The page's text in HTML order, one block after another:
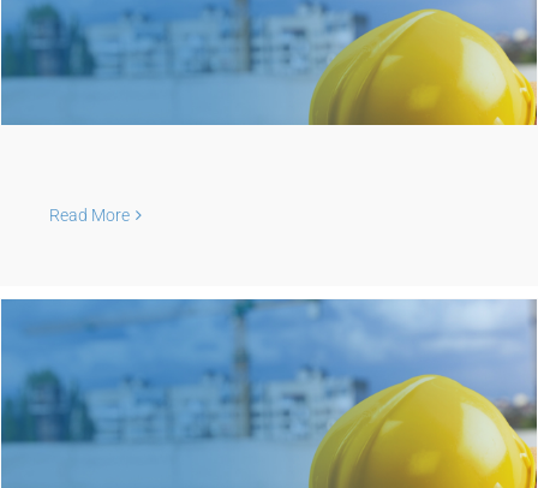
Read More